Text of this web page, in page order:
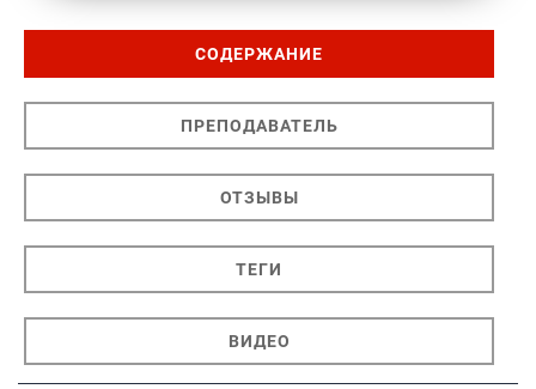
СОДЕРЖАНИЕ
ПРЕПОДАВАТЕЛЬ
ОТЗЫВЫ
ТЕГИ
ВИДЕО